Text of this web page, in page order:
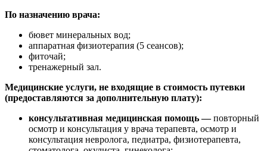
По назначению врача:
бювет минеральных вод;
аппаратная физиотерапия (5 сеансов);
фиточай;
тренажерный зал.
Медицинские услуги, не входящие в стоимость путевки
(предоставляются за дополнительную плату):
консультативная медицинская помощь—повторный
осмотр и консультация у врача терапевта, осмотр и
консультация невролога, педиатра, физиотерапевта,